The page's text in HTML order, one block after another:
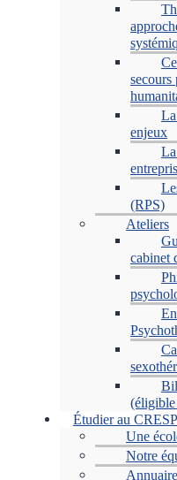
secours
enjeux
(RPS)
Ateliers
cabinet
Étudier au CRESP
Une
Notre